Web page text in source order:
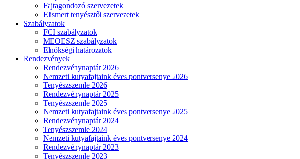
Fajtagondozó szervezetek
Elismert tenyésztői szervezetek
Szabályzatok
FCI szabályzatok
MEOESZ szabályzatok
Elnökségi határozatok
Rendezvények
Rendezvénynaptár 2026
Nemzeti kutyafajtaink éves pontversenye 2026
Tenyészszemle 2026
Rendezvénynaptár 2025
Tenyészszemle 2025
Nemzeti kutyafajtaink éves pontversenye 2025
Rendezvénynaptár 2024
Tenyészszemle 2024
Nemzeti kutyafajtáink éves pontversenye 2024
Rendezvénynaptár 2023
Tenyészszemle 2023